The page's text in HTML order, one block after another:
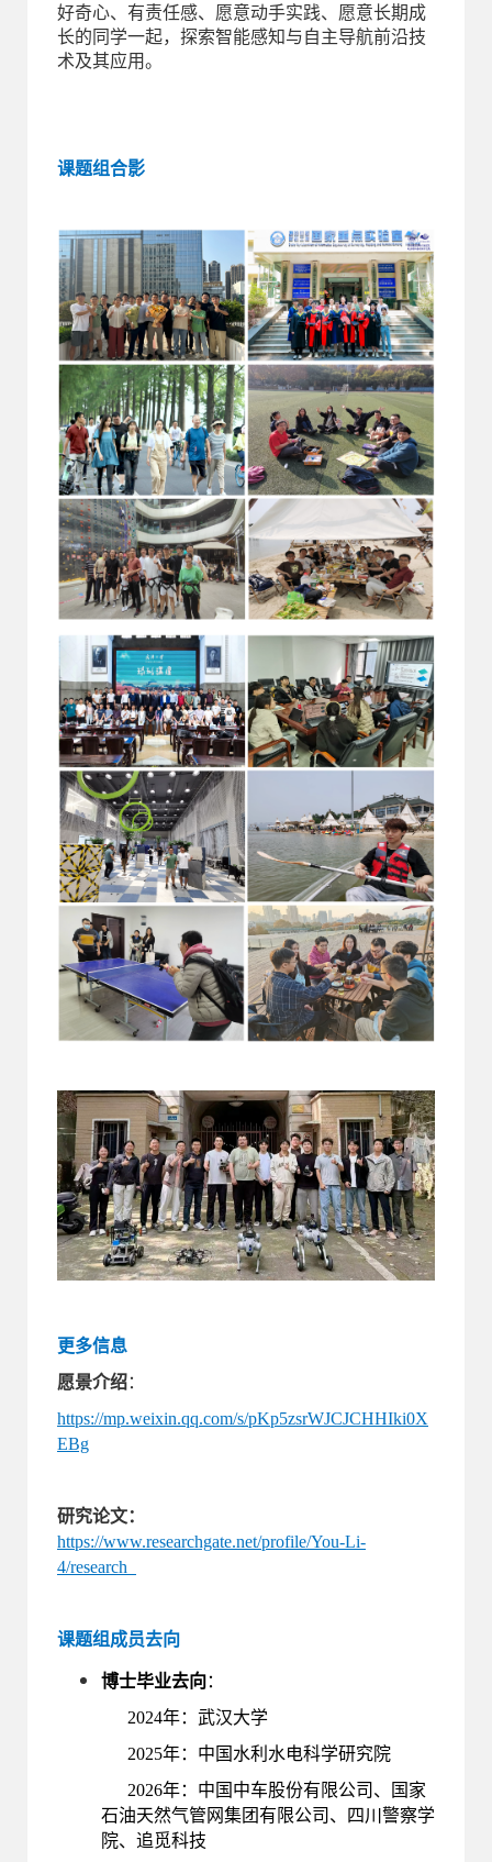
好奇心、有责任感、愿意动手实践、愿意长期成
长的同学一起，探索智能感知与自主导航前沿技
术及其应用。
课题组合影
更多信息
愿景介绍：
https://mp.weixin.qq.com/s/pKp5zsrWJCJCHHIki0X
EBg
研究论文：
https://www.researchgate.net/profile/You-Li-
4/research
课题组成员去向
博士毕业去向 ：
2024年：武汉大学
2025年：中国水利水电科学研究院
2026年：中国中车股份有限公司、国家
石油天然气管网集团有限公司、四川警察学
院、追觅科技